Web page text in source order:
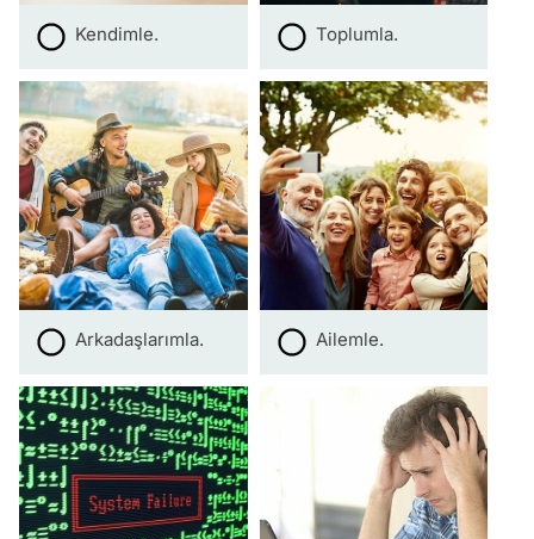
Kendimle. Toplumla.
Arkadaşlarımla. Ailemle.